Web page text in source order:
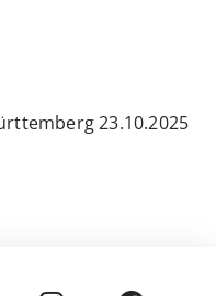
23.10.2025 Umweltministerium Baden-Württemberg